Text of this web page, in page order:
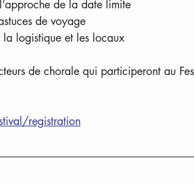
de la date limite
de voyage
la logistique et les locaux
de chorale qui participeront au
registration